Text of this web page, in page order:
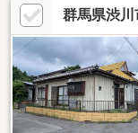
群馬県渋